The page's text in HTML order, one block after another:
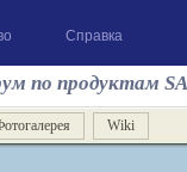
Справка
по продуктам
Wiki